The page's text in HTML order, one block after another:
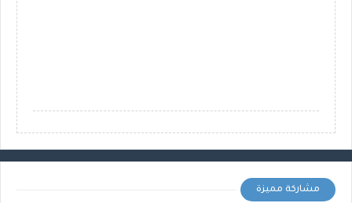
مشاركة مميزة